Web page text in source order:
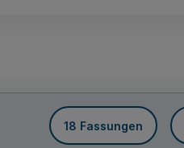
18 Fassungen